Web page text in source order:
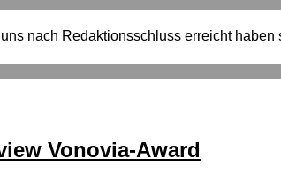
nach Redaktionsschluss erreicht
Vonovia-Award